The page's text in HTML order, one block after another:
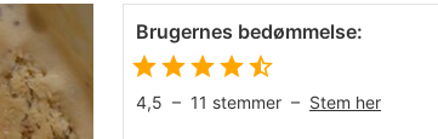
Brugernes bedømmelse:
4,5 – 11 stemmer – Stem her